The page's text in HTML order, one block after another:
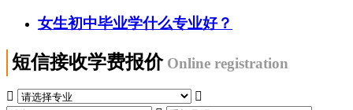
女生初中毕业学什么专业好？
短信接收学费报价 Online registration

